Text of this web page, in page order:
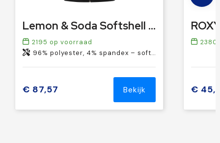
Lemon & Soda Softshell Hooded Jacket
2195 op voorraad
96% polyester, 4% spandex – softshell
€ 87,57 Bekijk
2380
€